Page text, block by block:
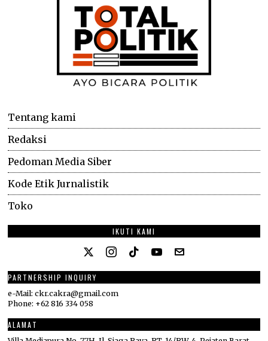
Tentang kami
Redaksi
Pedoman Media Siber
Kode Etik Jurnalistik
Toko
IKUTI KAMI
PARTNERSHIP INQUIRY
e-Mail: ckr.cakra@gmail.com
Phone: +62 816 334 058
ALAMAT